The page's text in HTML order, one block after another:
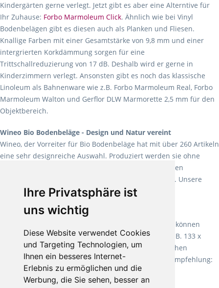
Ihre Privatsphäre ist
uns wichtig
Diese Website verwendet Cookies
und Targeting Technologien, um
Ihnen ein besseres Internet-
Erlebnis zu ermöglichen und die
Werbung, die Sie sehen, besser an
Kindergärten gerne verlegt. Jetzt gibt es aber eine Alterntive für
Ihr Zuhause: Forbo Marmoleum Click. Ähnlich wie bei Vinyl
Bodenbelägen gibt es diesen auch als Planken und Fliesen.
Knallige Farben mit einer Gesamtstärke von 9,8 mm und einer
intergrierten Korkdämmung sorgen für eine
Trittschallreduzierung von 17 dB. Deshalb wird er gerne in
Kinderzimmern verlegt. Ansonsten gibt es noch das klassische
Linoleum als Bahnenware wie z.B. Forbo Marmoleum Real, Forbo
Marmoleum Walton und Gerflor DLW Marmorette 2,5 mm für den
Objektbereich.
Wineo Bio Bodenbeläge - Design und Natur vereint
Wineo, der Vorreiter für Bio Bodenbeläge hat mit über 260 Artikeln
eine sehr designreiche Auswahl. Produziert werden sie ohne
Weichmacher und Lösungsmittel. Mit allen verfügbaren
Verlegearten ist er für jegliche Bauvorhaben attraktiv. Unsere
Empfehlung:Wineo 1000 Multi Layer XXL.
Teppiche für ein angenehmes Laufgefühl
machen es schon lange vor. Sie können
Teppich in Ihrem gewünschten Sondermaß kaufen, z.B. 133 x
60cm. Vor allem in Schlafzimmern aufgrund der weichen
Oberfläche ein sehr beliebter Zusatzboden. Unsere Empfehlung:
Fletco Fluffy und Fletco Hermelin